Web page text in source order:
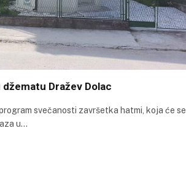
Dražev Dolac
svečanosti završetka hatmi, koja će se
u…